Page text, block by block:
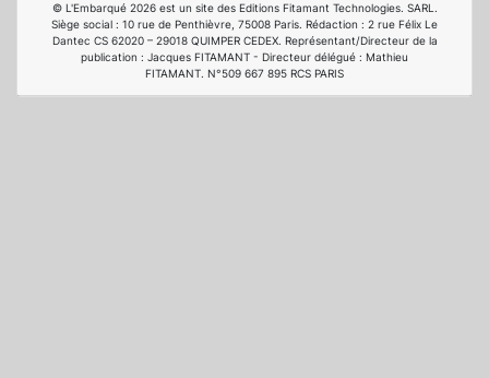
© L'Embarqué 2026 est un site des Editions Fitamant Technologies. SARL.
Siège social : 10 rue de Penthièvre, 75008 Paris. Rédaction : 2 rue Félix Le
Dantec CS 62020 – 29018 QUIMPER CEDEX. Représentant/Directeur de la
publication : Jacques FITAMANT - Directeur délégué : Mathieu
FITAMANT. N°509 667 895 RCS PARIS